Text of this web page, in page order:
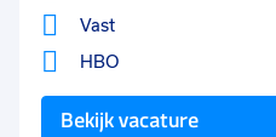
Vast
HBO
Bekijk vacature